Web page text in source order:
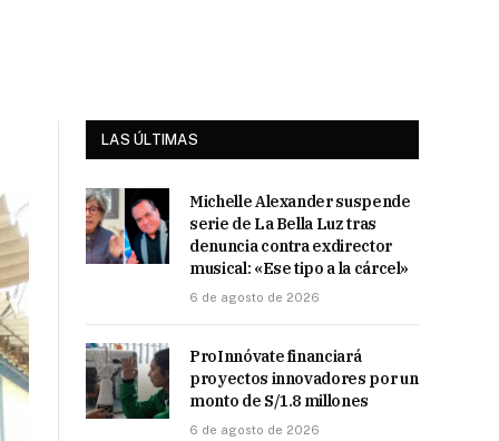
LAS ÚLTIMAS
Michelle Alexander suspende
serie de La Bella Luz tras
denuncia contra exdirector
musical: «Ese tipo a la cárcel»
6 de agosto de 2026
ProInnóvate financiará
proyectos innovadores por un
monto de S/1.8 millones
6 de agosto de 2026